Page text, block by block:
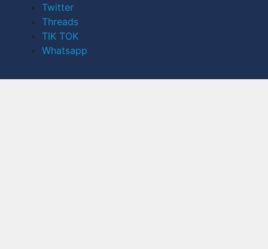
Twitter
Threads
TIK TOK
Whatsapp